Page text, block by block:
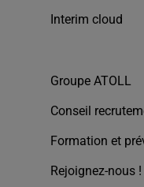
Interim cloud
Groupe ATOLL
Conseil
Formation et
Rejoignez-nous !